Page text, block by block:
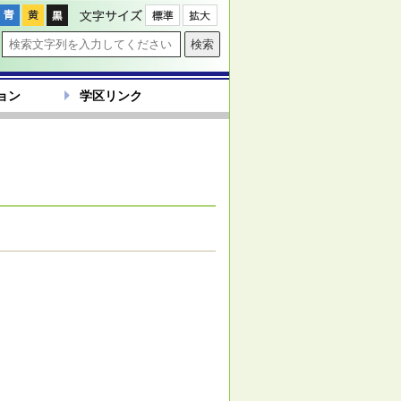
文字サイズ
ン 学区リンク